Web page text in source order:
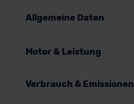
Allgemeine Daten
Motor & Leistung
Verbrauch & Emissionen